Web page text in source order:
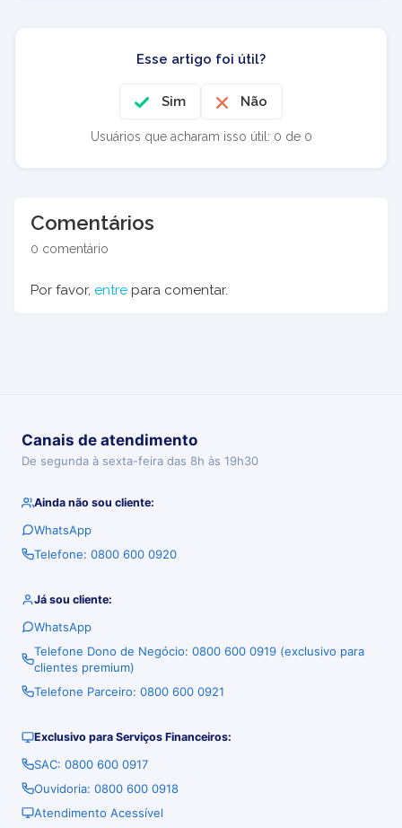
Esse artigo foi útil?
Sim Não
Usuários que acharam isso útil: 0 de 0
Comentários
0 comentário
Por favor, entre para comentar.
Canais de atendimento
De segunda à sexta-feira das 8h às 19h30
Ainda não sou cliente:
WhatsApp
Telefone: 0800 600 0920
Já sou cliente:
WhatsApp
Telefone Dono de Negócio: 0800 600 0919 (exclusivo para
clientes premium)
Telefone Parceiro: 0800 600 0921
Exclusivo para Serviços Financeiros:
SAC: 0800 600 0917
Ouvidoria: 0800 600 0918
Atendimento Acessível